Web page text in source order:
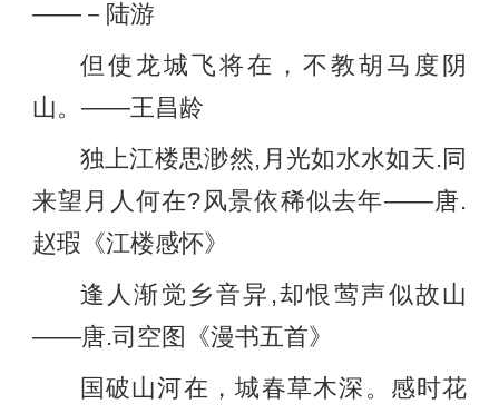
——－陆游
但使龙城飞将在，不教胡马度阴
山。——王昌龄
独上江楼思渺然,月光如水水如天.同
来望月人何在?风景依稀似去年——唐.
赵瑕《江楼感怀》
逢人渐觉乡音异,却恨莺声似故山
——唐.司空图《漫书五首》
国破山河在，城春草木深。感时花